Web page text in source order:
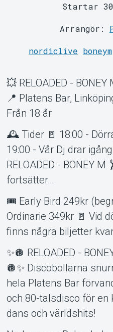
Om
Startar
Arrangör:
nordiclive boneym
💥 RELOADED -
📍 Platens Bar,
Från 18 år
🕰️ Tider 🚪 18:00 -
19:00 - Vår Dj drar
RELOADED - BONEY M
fortsätter…
🎟️ Early Bird 249kr
Ordinarie 349kr 🚪 Vid
finns några biljetter
✨🪩 RELOADED -
🪩✨ Discobollarna
hela Platens Bar
och 80-talsdisco för en
dans och världshits!